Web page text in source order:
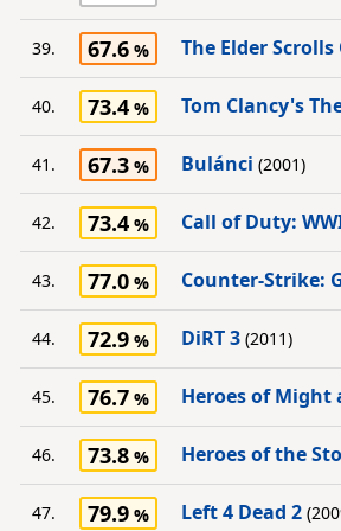
39. 67.6 The Elder
40. 73.4 Tom Clancy's
41. 67.3 Bulánci (2001)
42. 73.4 Call of Duty:
43. 77.0 Counter-Strike:
44. 72.9 DiRT 3 (2011)
45. 76.7 Heroes of Might
46. 73.8 Heroes of the
47. 79.9 Left 4 Dead 2